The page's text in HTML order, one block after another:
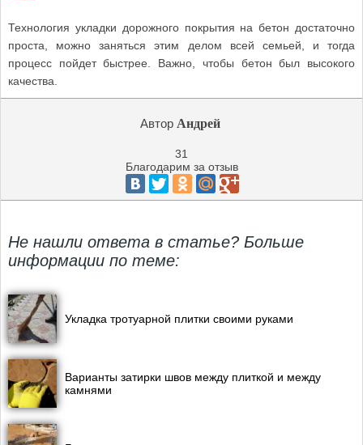
Технология укладки дорожного покрытия на бетон достаточно
проста, можно заняться этим делом всей семьей, и тогда
процесс пойдет быстрее. Важно, чтобы бетон был высокого
качества.
Автор Андрей
31
Благодарим за отзыв
Не нашли ответа в статье? Больше
информации по теме:
Укладка тротуарной плитки своими руками
Варианты затирки швов между плиткой и между
камнями